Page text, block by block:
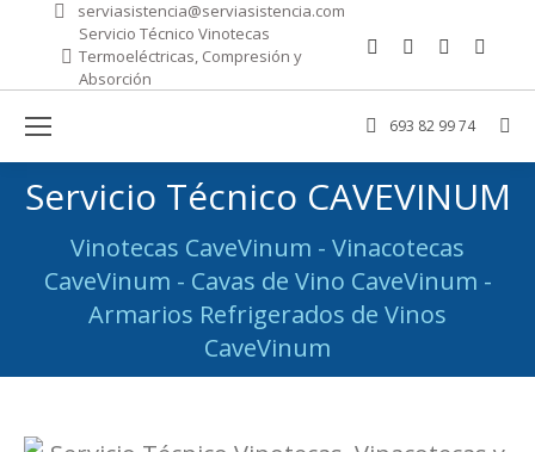
serviasistencia@serviasistencia.com
Servicio Técnico Vinotecas
Termoeléctricas, Compresión y
Absorción
Facebook
in
new
window
Mail
in
new
window
Sitio
opens
in
new
in
new
693 82 99 74
Servicio Técnico CAVEVINUM
Vinotecas CaveVinum - Vinacotecas
CaveVinum - Cavas de Vino CaveVinum -
Armarios Refrigerados de Vinos
CaveVinum
Estás aquí: